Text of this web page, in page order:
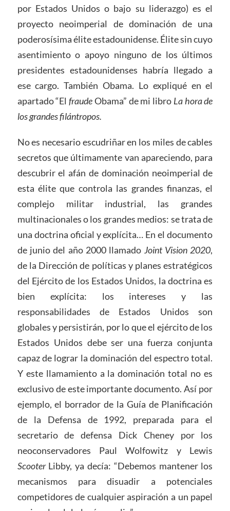
por Estados Unidos o bajo su liderazgo) es el
proyecto neoimperial de dominación de una
poderosísima élite estadounidense. Élite sin cuyo
asentimiento o apoyo ninguno de los últimos
presidentes estadounidenses habría llegado a
ese cargo. También Obama. Lo expliqué en el
apartado “ElfraudeObama” de mi libro La hora de
los grandes filántropos.
No es necesario escudriñar en los miles de cables
secretos que últimamente van apareciendo, para
descubrir el afán de dominación neoimperial de
esta élite que controla las grandes finanzas, el
complejo militar industrial, las grandes
multinacionales o los grandes medios: se trata de
una doctrina oficial y explícita… En el documento
de junio del año 2000 llamado Joint Vision 2020,
de la Dirección de políticas y planes estratégicos
del Ejército de los Estados Unidos, la doctrina es
bien explícita: los intereses y las
responsabilidades de Estados Unidos son
globales y persistirán, por lo que el ejército de los
Estados Unidos debe ser una fuerza conjunta
capaz de lograr la dominación del espectro total.
Y este llamamiento a la dominación total no es
exclusivo de este importante documento. Así por
ejemplo, el borrador de la Guía de Planificación
de la Defensa de 1992, preparada para el
secretario de defensa Dick Cheney por los
neoconservadores Paul Wolfowitz y Lewis
Scooter Libby, ya decía: “Debemos mantener los
mecanismos para disuadir a potenciales
competidores de cualquier aspiración a un papel